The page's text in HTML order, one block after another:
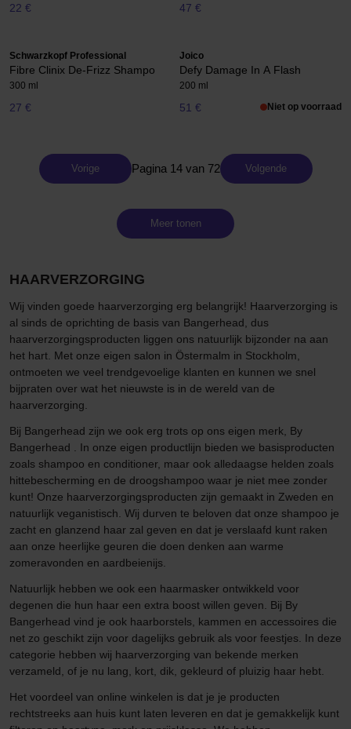
22 € 47 €
Schwarzkopf Professional
Fibre Clinix De-Frizz Shampo
300 ml
27 €
Joico
Defy Damage In A Flash
200 ml
51 € Niet op voorraad
Vorige Pagina 14 van 72 Volgende
Meer tonen
HAARVERZORGING
Wij vinden goede haarverzorging erg belangrijk! Haarverzorging is
al sinds de oprichting de basis van Bangerhead, dus
haarverzorgingsproducten liggen ons natuurlijk bijzonder na aan
het hart. Met onze eigen salon in Östermalm in Stockholm,
ontmoeten we veel trendgevoelige klanten en kunnen we snel
bijpraten over wat het nieuwste is in de wereld van de
haarverzorging.
Bij Bangerhead zijn we ook erg trots op ons eigen merk, By
Bangerhead . In onze eigen productlijn bieden we basisproducten
zoals shampoo en conditioner, maar ook alledaagse helden zoals
hittebescherming en de droogshampoo waar je niet mee zonder
kunt! Onze haarverzorgingsproducten zijn gemaakt in Zweden en
natuurlijk veganistisch. Wij durven te beloven dat onze shampoo je
zacht en glanzend haar zal geven en dat je verslaafd kunt raken
aan onze heerlijke geuren die doen denken aan warme
zomeravonden en aardbeienijs.
Natuurlijk hebben we ook een haarmasker ontwikkeld voor
degenen die hun haar een extra boost willen geven. Bij By
Bangerhead vind je ook haarborstels, kammen en accessoires die
net zo geschikt zijn voor dagelijks gebruik als voor feestjes. In deze
categorie hebben wij haarverzorging van bekende merken
verzameld, of je nu lang, kort, dik, gekleurd of pluizig haar hebt.
Het voordeel van online winkelen is dat je je producten
rechtstreeks aan huis kunt laten leveren en dat je gemakkelijk kunt